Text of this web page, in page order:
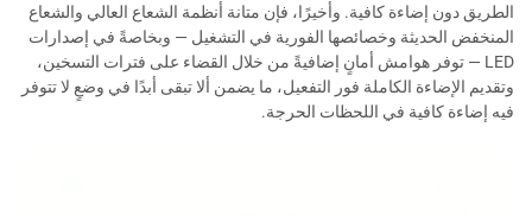
الطريق دون إضاءة كافية. وأخيرًا، فإن متانة أنظمة الشعاع العالي والشعاع
المنخفض الحديثة وخصائصها الفورية في التشغيل — وبخاصةً في إصدارات
LED — توفر هوامش أمانٍ إضافيةً من خلال القضاء على فترات التسخين،
وتقديم الإضاءة الكاملة فور التفعيل، ما يضمن ألا تبقى أبدًا في وضعٍ لا تتوفر
فيه إضاءة كافية في اللحظات الحرجة.